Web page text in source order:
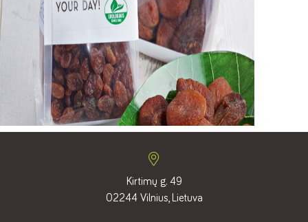
Kirtimų g. 49
02244 Vilnius, Lietuva